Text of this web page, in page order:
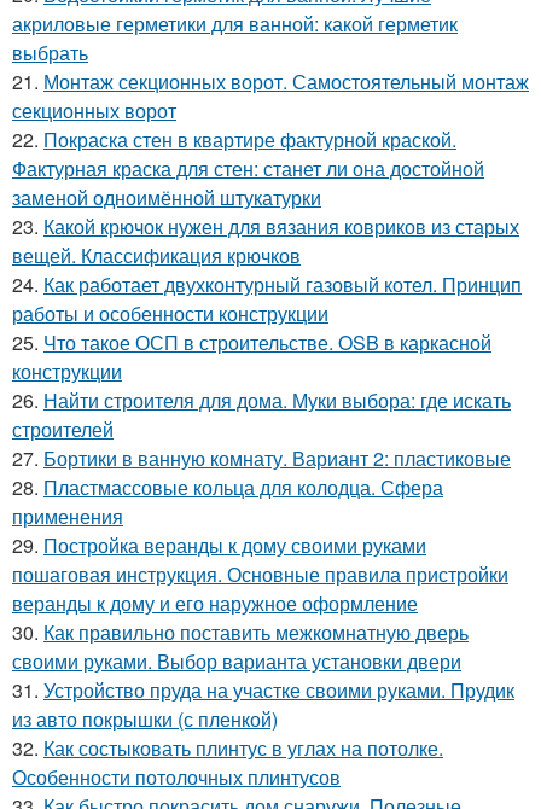
акриловые герметики для ванной: какой герметик
выбрать
21. Монтаж секционных ворот. Самостоятельный монтаж
секционных ворот
22. Покраска стен в квартире фактурной краской.
Фактурная краска для стен: станет ли она достойной
заменой одноимённой штукатурки
23. Какой крючок нужен для вязания ковриков из старых
вещей. Классификация крючков
24. Как работает двухконтурный газовый котел. Принцип
работы и особенности конструкции
25. Что такое ОСП в строительстве. OSB в каркасной
конструкции
26. Найти строителя для дома. Муки выбора: где искать
строителей
27. Бортики в ванную комнату. Вариант 2: пластиковые
28. Пластмассовые кольца для колодца. Сфера
применения
29. Постройка веранды к дому своими руками
пошаговая инструкция. Основные правила пристройки
веранды к дому и его наружное оформление
30. Как правильно поставить межкомнатную дверь
своими руками. Выбор варианта установки двери
31. Устройство пруда на участке своими руками. Прудик
из авто покрышки (с пленкой)
32. Как состыковать плинтус в углах на потолке.
Особенности потолочных плинтусов